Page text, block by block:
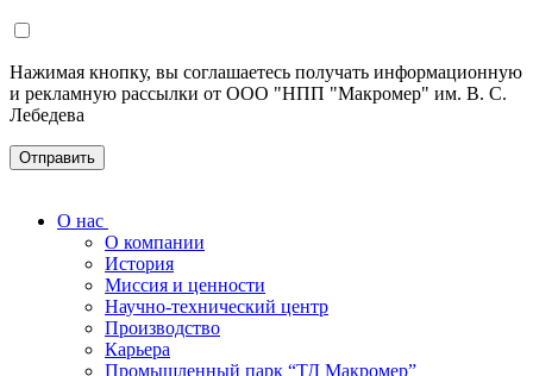
Нажимая кнопку, вы соглашаетесь получать информационную
и рекламную рассылки от ООО "НПП "Макромер" им. В. С.
Лебедева
О нас
О компании
История
Миссия и ценности
Научно-технический центр
Производство
Карьера
Промышленный парк “ТД Макромер”